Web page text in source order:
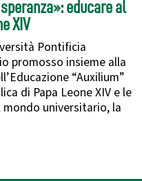
educare al
XIV
Pontificia
promosso insieme alla
“Auxilium”
di Papa Leone XIV e le
universitario, la